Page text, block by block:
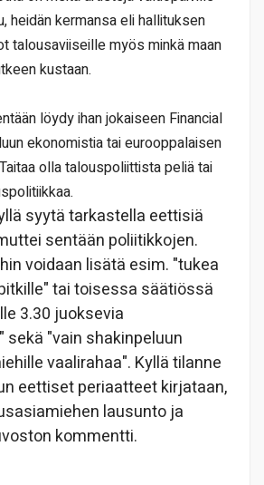
heidän kermansa eli hallituksen
talousaviiseille myös minkä maan
kustaan.
löydy ihan jokaiseen Financial
ekonomistia tai eurooppalaisen
olla talouspoliittista peliä tai
syytä tarkastella eettisiä
sentään poliitikkojen.
voidaan lisätä esim. "tukea
tai toisessa säätiössä
3.30 juoksevia
sekä "vain shakinpeluun
vaalirahaa". Kyllä tilanne
eettiset periaatteet kirjataan,
lausunto ja
kommentti.